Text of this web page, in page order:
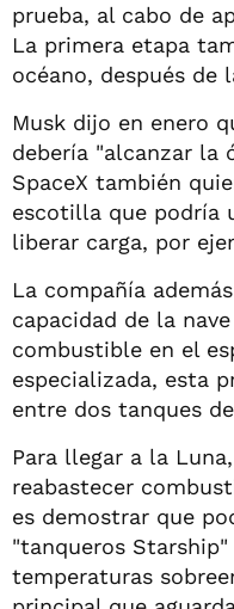
prueba, al cabo de
La primera etapa
océano, después de
Musk dijo en enero
debería "alcanzar la
SpaceX también
escotilla que podría
liberar carga, por
La compañía
capacidad de la
combustible en el
especializada, esta
entre dos tanques
Para llegar a la
reabastecer
es demostrar que
"tanqueros
temperaturas